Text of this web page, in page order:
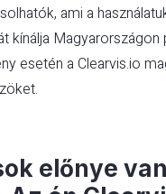
ami a
kínálja
esetén a Clearvis.io
előnye